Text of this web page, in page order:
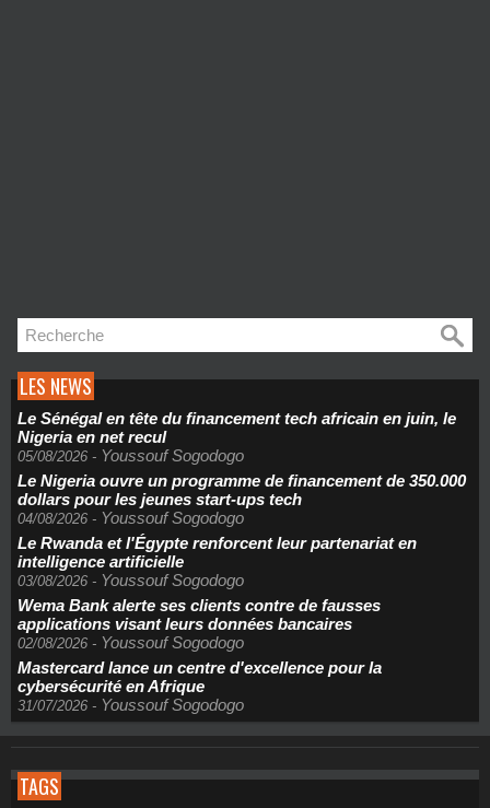
LES NEWS
Le Sénégal en tête du financement tech africain en juin, le
Nigeria en net recul
05/08/2026 - Youssouf Sogodogo
Le Nigeria ouvre un programme de financement de 350.000
dollars pour les jeunes start-ups tech
04/08/2026 - Youssouf Sogodogo
Le Rwanda et l'Égypte renforcent leur partenariat en
intelligence artificielle
03/08/2026 - Youssouf Sogodogo
Wema Bank alerte ses clients contre de fausses
applications visant leurs données bancaires
02/08/2026 - Youssouf Sogodogo
Mastercard lance un centre d'excellence pour la
cybersécurité en Afrique
31/07/2026 - Youssouf Sogodogo
TAGS